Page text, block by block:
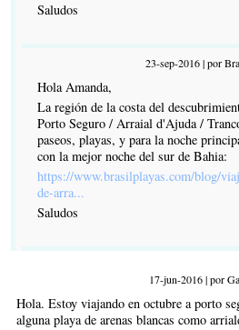
Saludos
23-sep-2016 | por
Hola Amanda,
La región de la costa del
Porto Seguro / Arraial d'Ajuda /
paseos, playas, y para la noche
con la mejor noche del sur de Bahia:
https://www.brasilplayas.com/blog/
de-arra...
Saludos
17-jun-2016 | por
Hola. Estoy viajando en octubre a porto
alguna playa de arenas blancas como